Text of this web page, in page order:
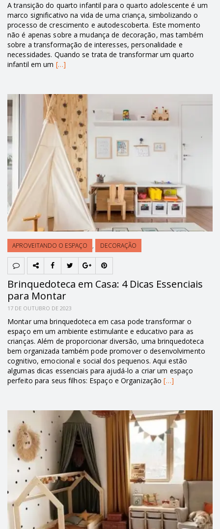
A transição do quarto infantil para o quarto adolescente é um
marco significativo na vida de uma criança, simbolizando o
processo de crescimento e autodescoberta. Este momento
não é apenas sobre a mudança de decoração, mas também
sobre a transformação de interesses, personalidade e
necessidades. Quando se trata de transformar um quarto
infantil em um […]
APROVEITANDO O ESPAÇO , DECORAÇÃO
Brinquedoteca em Casa: 4 Dicas Essenciais
para Montar
17 DE OUTUBRO DE 2023
Montar uma brinquedoteca em casa pode transformar o
espaço em um ambiente estimulante e educativo para as
crianças. Além de proporcionar diversão, uma brinquedoteca
bem organizada também pode promover o desenvolvimento
cognitivo, emocional e social dos pequenos. Aqui estão
algumas dicas essenciais para ajudá-lo a criar um espaço
perfeito para seus filhos: Espaço e Organização[…]